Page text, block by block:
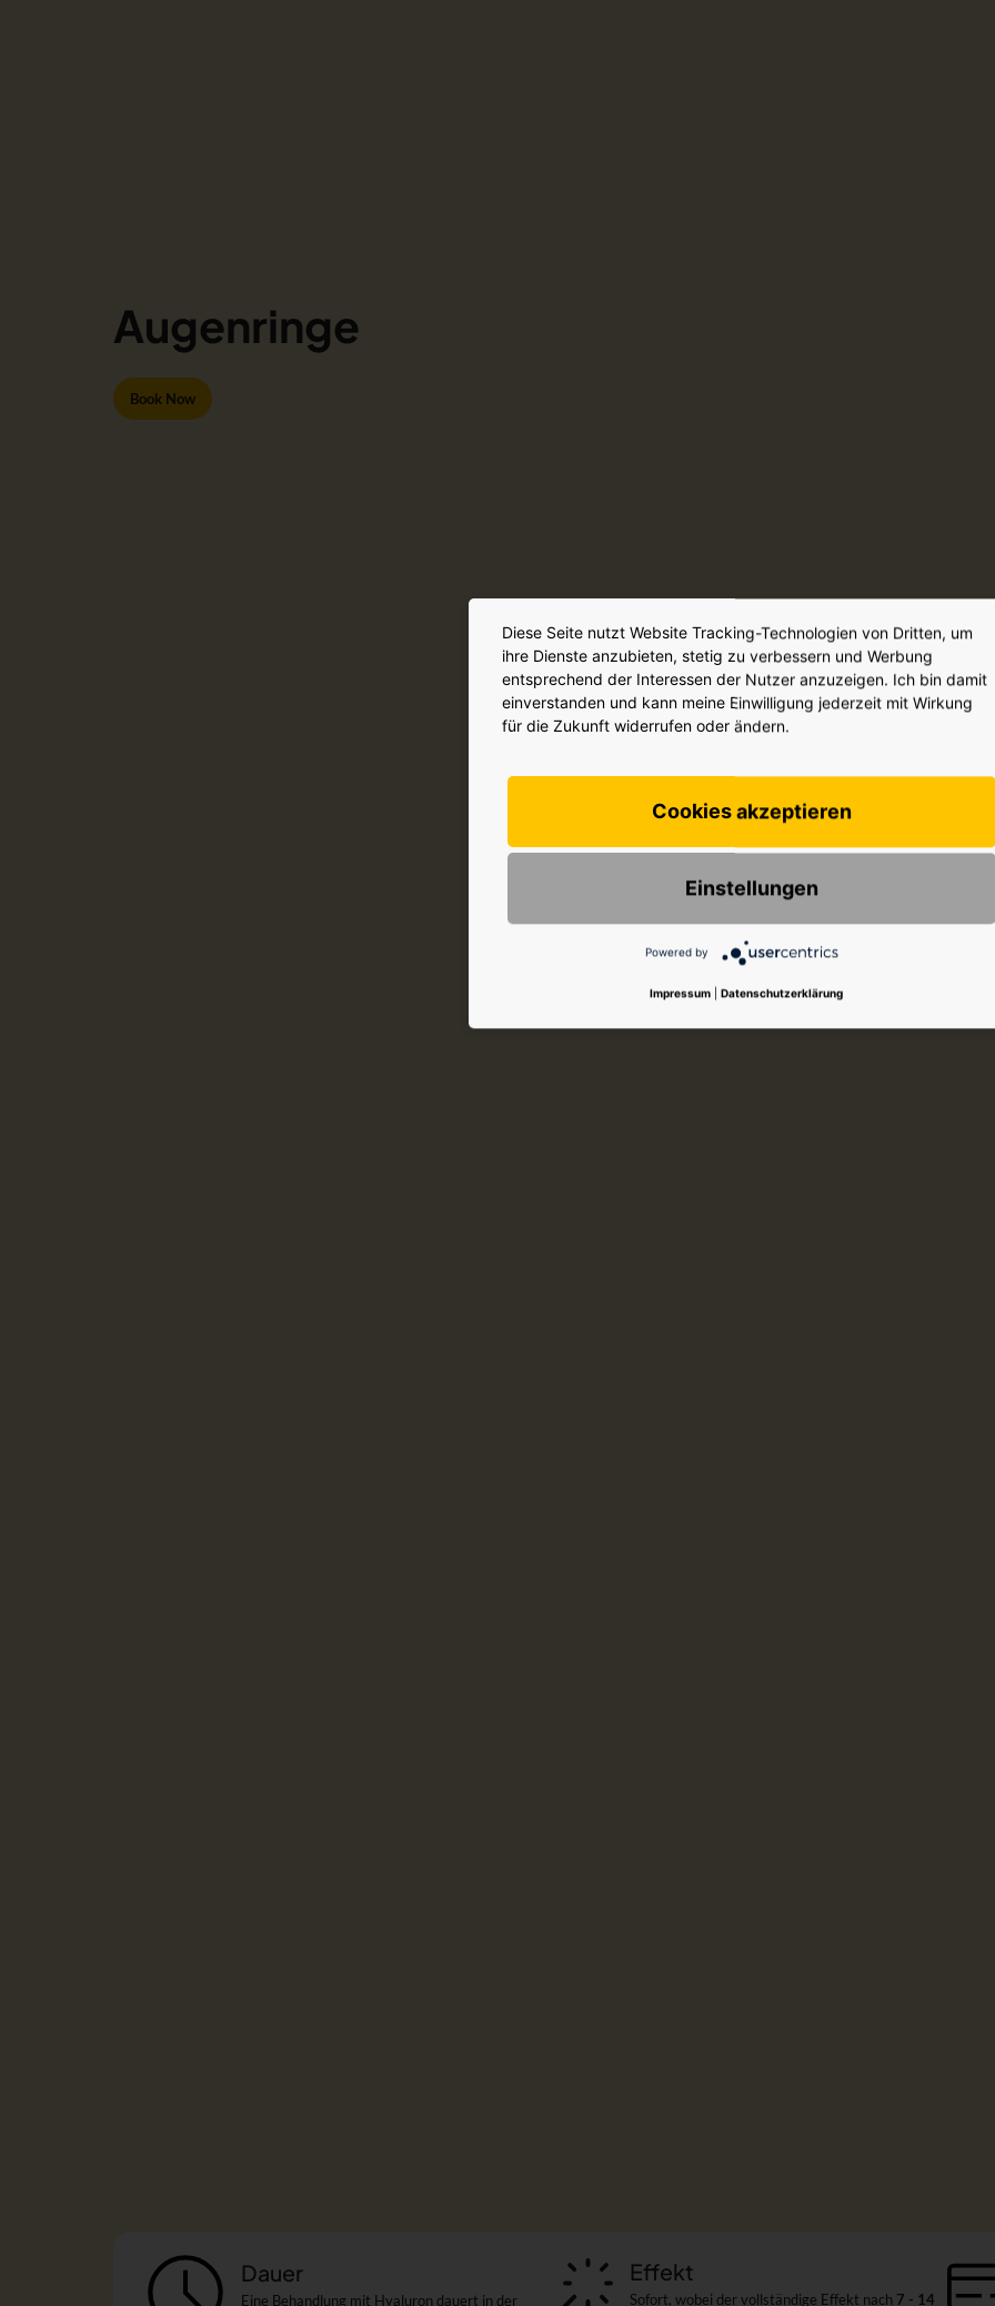
Augenringe
Book Now
Dauer
Eine Behandlung mit Hyaluron dauert in der
Effekt
Sofort, wobei der vollständige Effekt nach 7 - 14
Diese Seite nutzt Website Tracking-Technologien von Dritten, um
ihre Dienste anzubieten, stetig zu verbessern und Werbung
entsprechend der Interessen der Nutzer anzuzeigen. Ich bin damit
einverstanden und kann meine Einwilligung jederzeit mit Wirkung
für die Zukunft widerrufen oder ändern.
Cookies akzeptieren
Einstellungen
Powered by
Impressum Datenschutzerklärung